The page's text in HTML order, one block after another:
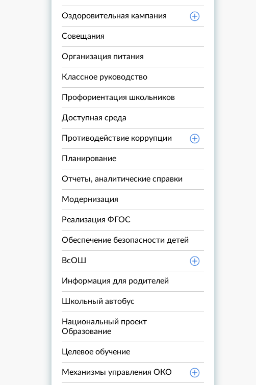
Оздоровительная кампания
Совещания
Организация питания
Классное руководство
Профориентация школьников
Доступная среда
Противодействие коррупции
Планирование
Отчеты, аналитические справки
Модернизация
Реализация ФГОС
Обеспечение безопасности детей
ВсОШ
Информация для родителей
Школьный автобус
Национальный проект
Образование
Целевое обучение
Механизмы управления ОКО